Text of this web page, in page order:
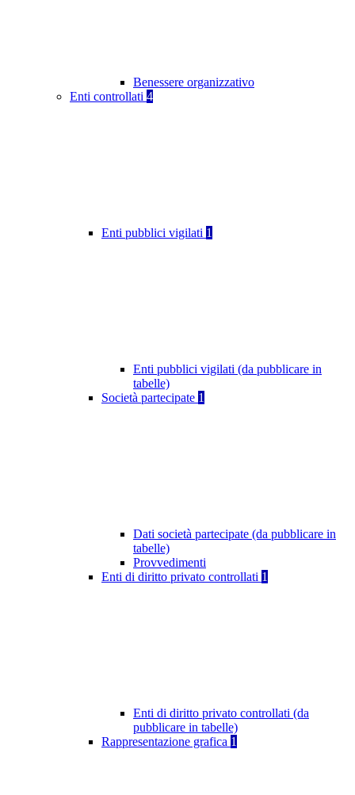
Benessere organizzativo
Enti controllati 4
Enti pubblici vigilati 1
Enti pubblici vigilati (da pubblicare in
tabelle)
Società partecipate 1
Dati società partecipate (da pubblicare in
tabelle)
Provvedimenti
Enti di diritto privato controllati 1
Enti di diritto privato controllati (da
pubblicare in tabelle)
Rappresentazione grafica 1